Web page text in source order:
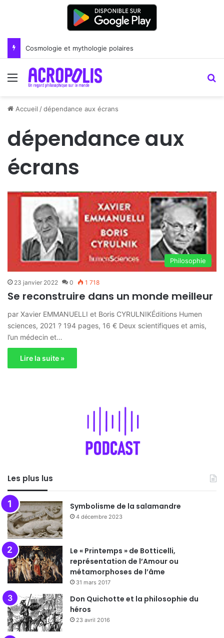
Cosmologie et mythologie polaires
Menu
Accueil /dépendance aux écrans
dépendance aux
écrans
Philosophie
23 janvier 2022 0 1 718
Se reconstruire dans un monde meilleur
par Xavier EMMANUELLI et Boris CYRULNIKÉditions Humen
sciences, 2021 ? 194 pages, 16 € Deux scientifiques et amis,
l’un médecin et…
Lire la suite »
Les plus lus
Symbolisme de la salamandre
4 décembre 2023
Le « Printemps » de Botticelli,
représentation de l’Amour ou
métamorphoses de l’âme
31 mars 2017
Don Quichotte et la philosophie du
héros
23 avril 2016